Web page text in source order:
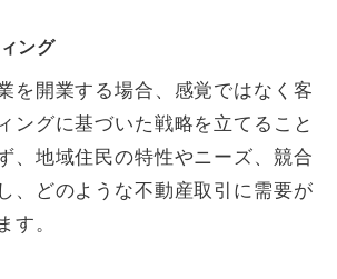
ング
を開業する場合、感覚ではなく客
ングに基づいた戦略を立てること
、地域住民の特性やニーズ、競合
、どのような不動産取引に需要が
す。